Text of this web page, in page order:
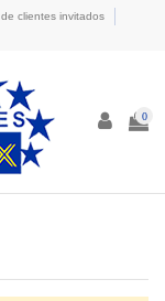
clientes invitados
0